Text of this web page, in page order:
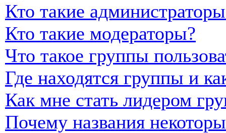
Кто такие
Кто такие модераторы?
Что такое группы
Где находятся группы и
Как мне стать лидером
Почему названия